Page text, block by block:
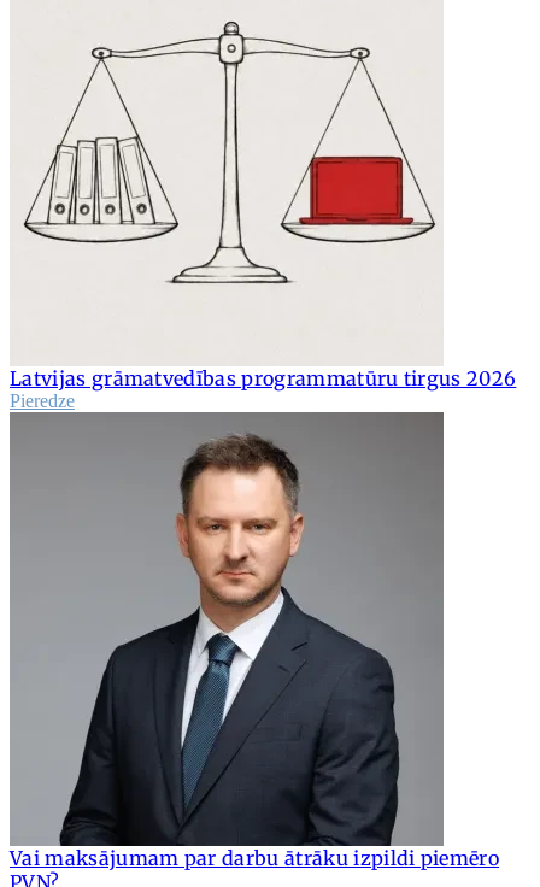
Latvijas grāmatvedības programmatūru tirgus 2026
Pieredze
Vai maksājumam par darbu ātrāku izpildi piemēro